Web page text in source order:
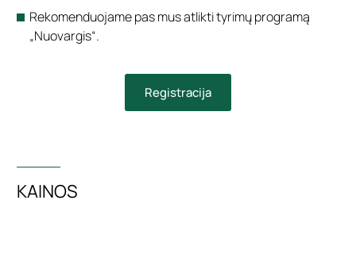
Rekomenduojame pas mus atlikti tyrimų programą
„Nuovargis“.
Registracija
KAINOS